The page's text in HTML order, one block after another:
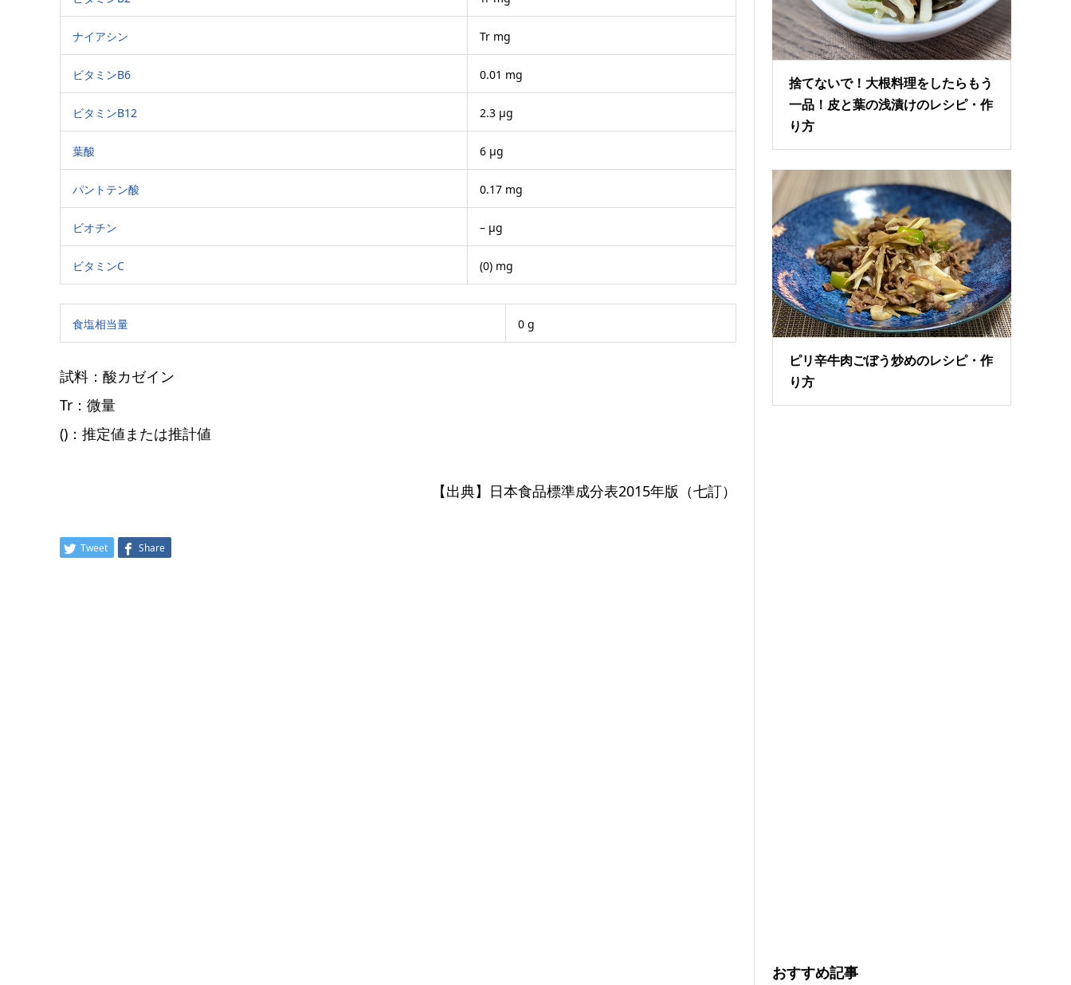
ナイアシン Tr mg
ビタミンB6 0.01 mg
ビタミンB12 2.3 μg
葉酸 6 μg
パントテン酸 0.17 mg
ビオチン – μg
ビタミンC (0) mg
食塩相当量 0 g
試料：酸カゼイン
Tr：微量
()：推定値または推計値
【出典】日本食品標準成分表2015年版（七訂）
Tweet Share
捨てないで！大根料理をしたらもう
一品！皮と葉の浅漬けのレシピ・作
り方
ピリ辛牛肉ごぼう炒めのレシピ・作
り方
おすすめ記事